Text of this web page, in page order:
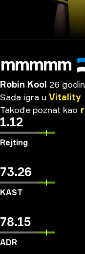
mmmmm
Robin Kool 26
Sada igra u Vitality
Takođe poznat kao
1.12
Rejting
73.26
KAST
78.15
ADR